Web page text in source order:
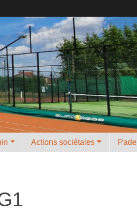
Actions sociétales Padel